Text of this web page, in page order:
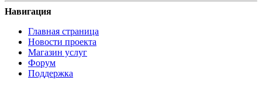
Навигация
Главная страница
Новости проекта
Магазин услуг
Форум
Поддержка